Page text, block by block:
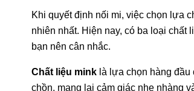
Khi quyết định nối mi, việc chọn lựa
nhiên nhất. Hiện nay, có ba loại chất
bạn nên cân nhắc.
Chất liệu mink là lựa chọn hàng
chồn, mang lại cảm giác nhẹ nhàng